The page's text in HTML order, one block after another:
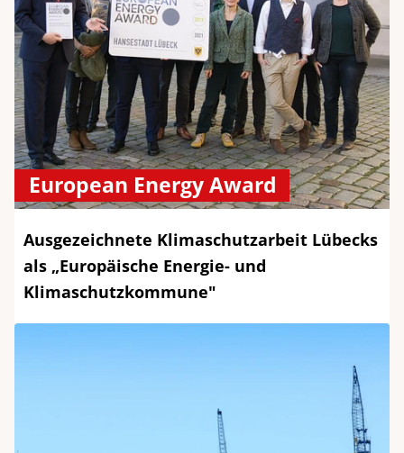
European Energy Award
Ausgezeichnete Klimaschutzarbeit Lübecks
als „Europäische Energie- und
Klimaschutzkommune"